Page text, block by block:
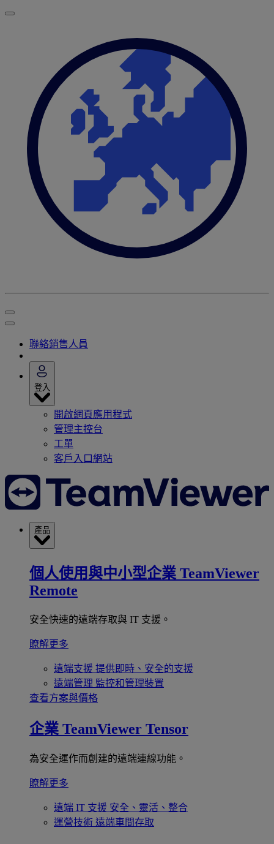
聯絡銷售人員
登入
開啟網頁應用程式
管理主控台
工單
客戶入口網站
產品
個人使用與中小型企業 TeamViewer
Remote
安全快速的遠端存取與 IT 支援。
瞭解更多
遠端支援 提供即時、安全的支援
遠端管理 監控和管理裝置
查看方案與價格
企業 TeamViewer Tensor
為安全運作而創建的遠端連線功能。
瞭解更多
遠端 IT 支援 安全、靈活、整合
運營技術 遠端車間存取